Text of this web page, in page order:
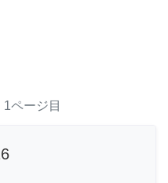
1ページ目